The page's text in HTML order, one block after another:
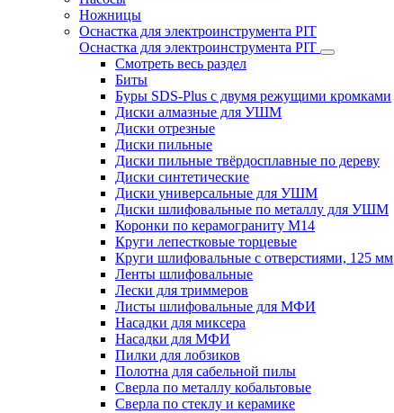
Ножницы
Оснастка для электроинструмента PIT
Оснастка для электроинструмента PIT
Смотреть весь раздел
Биты
Буры SDS-Plus c двумя режущими кромками
Диски алмазные для УШМ
Диски отрезные
Диски пильные
Диски пильные твёрдосплавные по дереву
Диски синтетические
Диски универсальные для УШМ
Диски шлифовальные по металлу для УШМ
Коронки по керамограниту M14
Круги лепестковые торцевые
Круги шлифовальные с отверстиями, 125 мм
Ленты шлифовальные
Лески для триммеров
Листы шлифовальные для МФИ
Насадки для миксера
Насадки для МФИ
Пилки для лобзиков
Полотна для сабельной пилы
Сверла по металлу кобальтовые
Сверла по стеклу и керамике